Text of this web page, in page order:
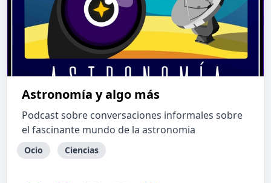
Astronomía y algo más
Podcast sobre conversaciones informales sobre
el fascinante mundo de la astronomia
Ocio Ciencias